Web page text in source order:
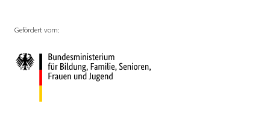
Gefördert vom: